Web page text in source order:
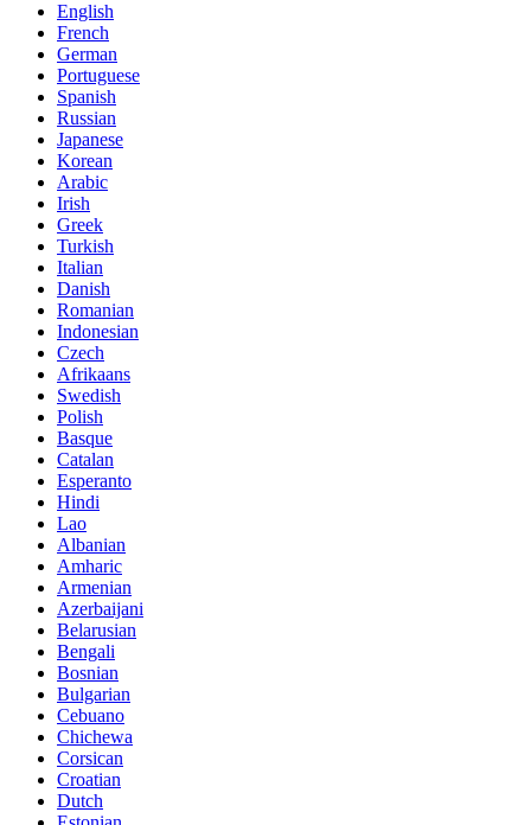
English
French
German
Portuguese
Spanish
Russian
Japanese
Korean
Arabic
Irish
Greek
Turkish
Italian
Danish
Romanian
Indonesian
Czech
Afrikaans
Swedish
Polish
Basque
Catalan
Esperanto
Hindi
Lao
Albanian
Amharic
Armenian
Azerbaijani
Belarusian
Bengali
Bosnian
Bulgarian
Cebuano
Chichewa
Corsican
Croatian
Dutch